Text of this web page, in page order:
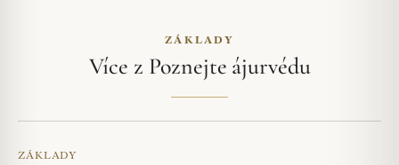
ZÁKLADY
Více z Poznejte ájurvédu
ZÁKLADY